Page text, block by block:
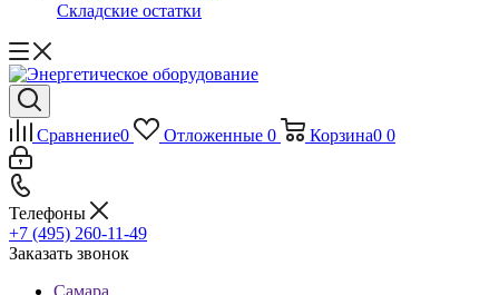
Складские остатки
Сравнение0 Отложенные 0 Корзина0 0
Телефоны
+7 (495) 260-11-49
Заказать звонок
Самара